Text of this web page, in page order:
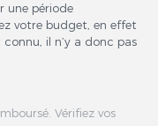
une période
votre budget, en effet
il n’y a donc pas
Vérifiez vos